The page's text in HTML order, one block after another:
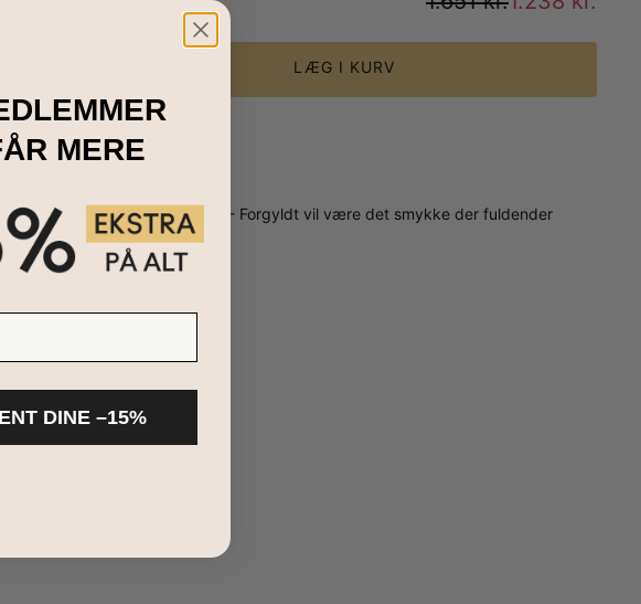
LÆG I KURV
Vores Russisk Ringhalskæde - Forgyldt vil være det smykke der fuldender
MERE
DINE –15%